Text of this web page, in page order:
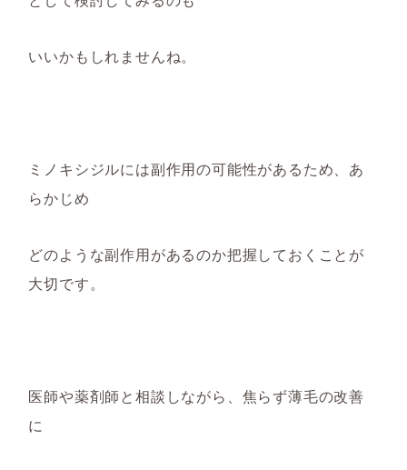
いいかもしれませんね。
ミノキシジルには副作用の可能性があるため、 あ
らかじめ
どのような副作用があるのか把握しておくことが
大切です。
医師や薬剤師と相談しながら、焦らず薄毛の改善
に